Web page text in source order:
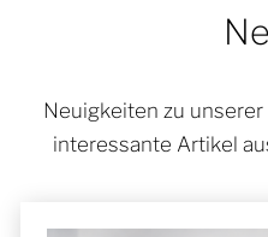
Neuigkeiten zu
interessante Artikel